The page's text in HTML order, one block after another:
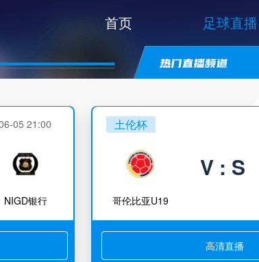
首页 足球直播
05 21:00
NIGD银行
土伦杯
哥伦比亚U19
V : S
高清直播